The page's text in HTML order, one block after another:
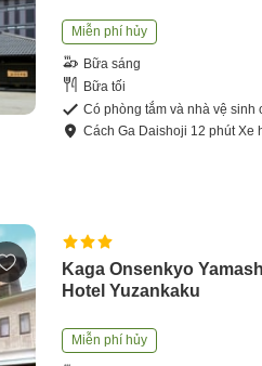
Miễn phí hủy
Bữa sáng
Bữa tối
Có phòng tắm và nhà vệ sinh
CáchGa Daishoji 12 phútXe
Kaga Onsenkyo
Hotel Yuzankaku
Miễn phí hủy